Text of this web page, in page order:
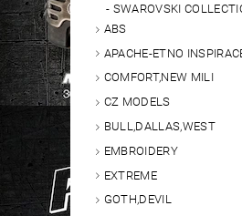
SWAROVSKI
ABS
APACHE-ETNO
COMFORT,NEW MILI
CZ MODELS
BULL,DALLAS,WEST
EMBROIDERY
EXTREME
GOTH,DEVIL